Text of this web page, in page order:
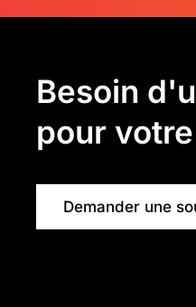
Besoin
pour
Demander une